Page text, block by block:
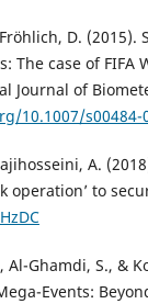
D. (2015).
The case of FIFA
Journal of
10.1007/s00484-
A.
operation’ to
Al-Ghamdi, S., &
Events: